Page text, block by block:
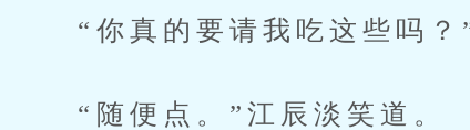
“你真的要请我吃这些吗？
“随便点。”江辰淡笑道。